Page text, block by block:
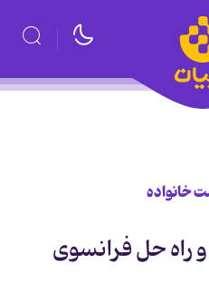
خانواده
حل فرانسوی